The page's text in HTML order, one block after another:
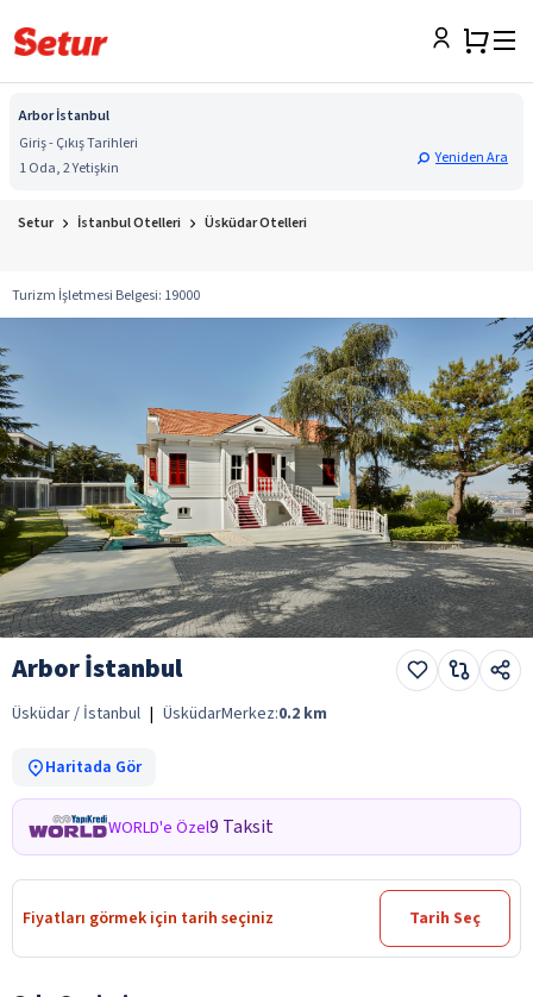
Arbor İstanbul
Giriş - Çıkış Tarihleri
1 Oda, 2 Yetişkin
Yeniden Ara
Setur İstanbul Otelleri Üsküdar Otelleri
Turizm İşletmesi Belgesi: 19000
Arbor İstanbul
Üsküdar / İstanbul | ÜsküdarMerkez:0.2 km
Haritada Gör
WORLD'e Özel9 Taksit
Fiyatları görmek için tarih seçiniz Tarih Seç